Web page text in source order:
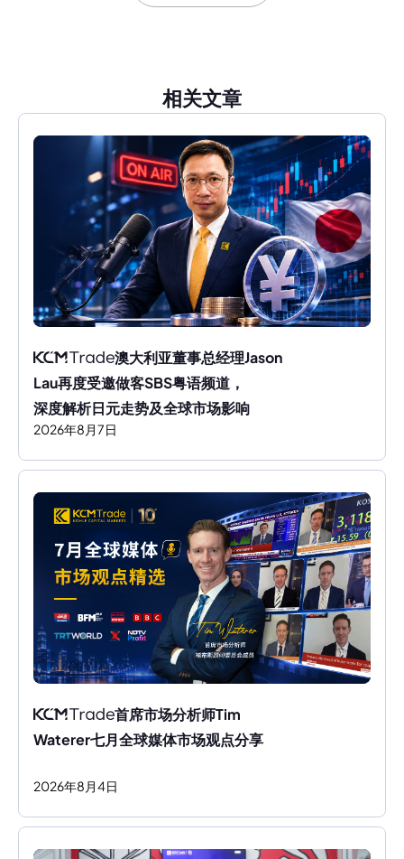
相关文章
澳大利亚董事总经理Jason
Lau再度受邀做客SBS粤语频道，
深度解析日元走势及全球市场影响
2026年8 月7日
首席市场分析师Tim
Waterer七月全球媒体市场观点分享
2026年8 月4日